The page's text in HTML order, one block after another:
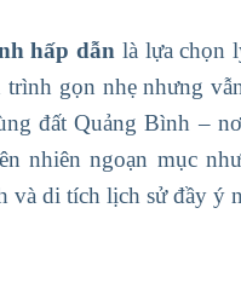
hấp dẫn là lựa chọn
gọn nhẹ nhưng
đất Quảng Bình –
nhiên ngoạn mục
và di tích lịch sử đầy ý